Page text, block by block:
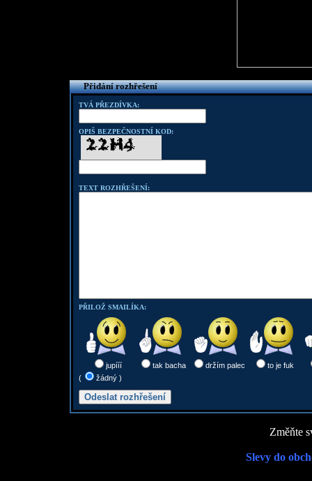
Přidání rozhřešení
TVÁ PŘEZDÍVKA:
OPIŠ BEZPEČNOSTNÍ KOD:
TEXT ROZHŘEŠENÍ:
PŘILOŽ SMAILÍKA:
jupííí tak bacha držím palec
to je fuk
(
žádný )
Změňte
Slevy do